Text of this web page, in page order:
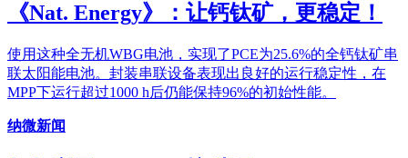
《Nat. Energy》：让钙钛矿，更稳定！
使用这种全无机WBG电池，实现了PCE为25.6%的全钙钛矿串
联太阳能电池。封装串联设备表现出良好的运行稳定性，在
MPP下运行超过1000 h后仍能保持96%的初始性能。
纳微新闻